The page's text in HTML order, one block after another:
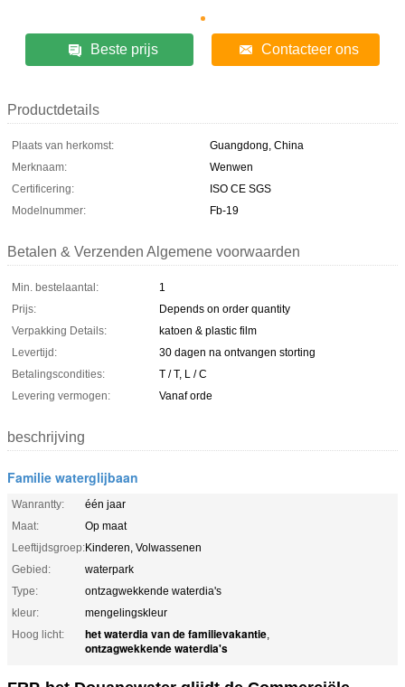
Beste prijs Contacteer ons
Productdetails
Plaats van herkomst:
Guangdong, China
Merknaam:
Wenwen
Certificering:
ISO CE SGS
Modelnummer:
Fb-19
Betalen & Verzenden Algemene voorwaarden
Min. bestelaantal:
1
Prijs:
Depends on order quantity
Verpakking Details:
katoen & plastic film
Levertijd:
30 dagen na ontvangen storting
Betalingscondities:
T / T, L / C
Levering vermogen:
Vanaf orde
beschrijving
Familie waterglijbaan
Wanrantty:
één jaar
Maat:
Op maat
Leeftijdsgroep:Kinderen, Volwassenen
Gebied:
waterpark
Type:
ontzagwekkende waterdia's
kleur:
mengelingskleur
Hoog licht:
het waterdia van de familievakantie,
ontzagwekkende waterdia's